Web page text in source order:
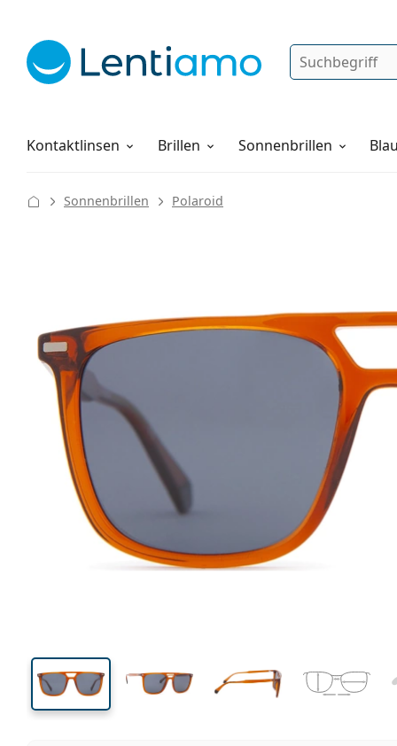
Suche
Kontaktlinsen
Pflegemittel Brillen Sonnenbrillen
Alles über den Einkauf
Sonnenbrillen Polaroid
43 mm
Glashöhe Glasbreite
Glasbreite